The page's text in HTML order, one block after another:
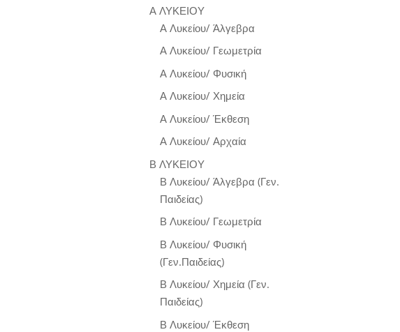
Α ΛΥΚΕΙΟΥ
Α Λυκείου/ Άλγεβρα
Α Λυκείου/ Γεωμετρία
Α Λυκείου/ Φυσική
Α Λυκείου/ Χημεία
Α Λυκείου/ Έκθεση
Α Λυκείου/ Αρχαία
Β ΛΥΚΕΙΟΥ
Β Λυκείου/ Άλγεβρα (Γεν.
Παιδείας)
Β Λυκείου/ Γεωμετρία
Β Λυκείου/ Φυσική
(Γεν.Παιδείας)
Β Λυκείου/ Χημεία (Γεν.
Παιδείας)
Β Λυκείου/ Έκθεση